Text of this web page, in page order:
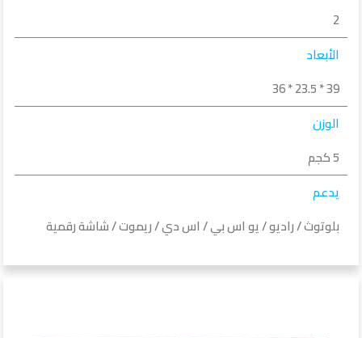
2
الأبعاد
39 * 23.5 * 36
الوزن
5 كجم
يدعم
بلوتوث / راديو / يو اس بي / اس دي / ريموت / شاشة رقمية